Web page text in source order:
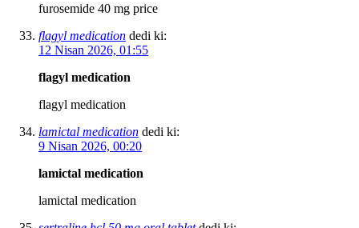
furosemide 40 mg price
flagyl medication dedi ki:
12 Nisan 2026, 01:55
flagyl medication
flagyl medication
lamictal medication dedi ki:
9 Nisan 2026, 00:20
lamictal medication
lamictal medication